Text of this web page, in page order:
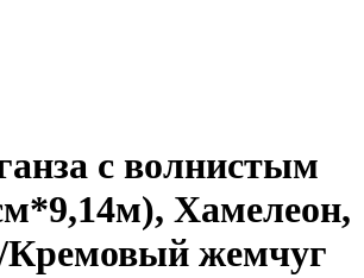
с волнистым
Хамелеон,
жемчуг